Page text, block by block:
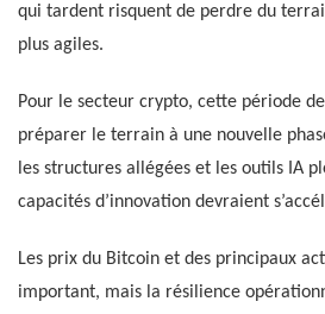
qui tardent risquent de perdre du
plus agiles.
Pour le secteur crypto, cette période
préparer le terrain à une nouvelle
les structures allégées et les outils IA
capacités d’innovation devraient
Les prix du Bitcoin et des principaux
important, mais la résilience